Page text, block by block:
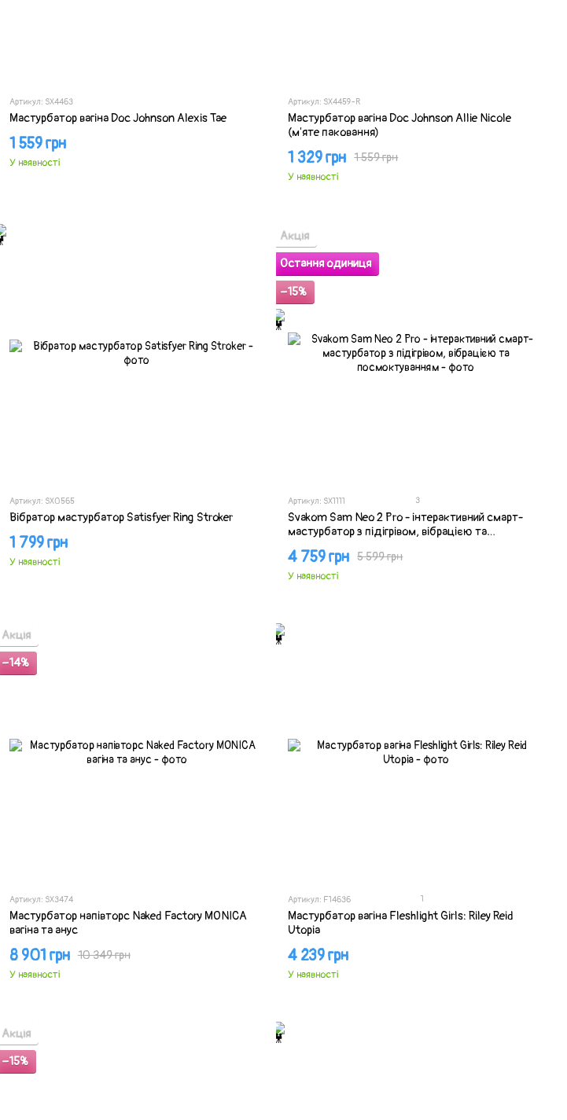
Артикул: SX4463
Мастурбатор вагіна Doc Johnson Alexis Tae
1 559 грн
У наявності
Артикул: SX4459-R
Мастурбатор вагіна Doc Johnson Allie Nicole
(м'яте паковання)
1 559 грн
1 329 грн
У наявності
Артикул: SX0565
Вібратор мастурбатор Satisfyer Ring Stroker
1 799 грн
У наявності
Акція
Остання одиниця
−15%
Артикул: SX1111 3
Svakom Sam Neo 2 Pro - інтерактивний смарт-
мастурбатор з підігрівом, вібрацією та
5 599 грн
4 759 грн
У наявності
Акція
−14%
Артикул: SX3474
Мастурбатор напівторс Naked Factory MONICA
вагіна та анус
10 349 грн
8 901 грн
У наявності
Артикул: F14636 1
Мастурбатор вагіна Fleshlight Girls: Riley Reid
Utopia
4 239 грн
У наявності
Акція
−15%